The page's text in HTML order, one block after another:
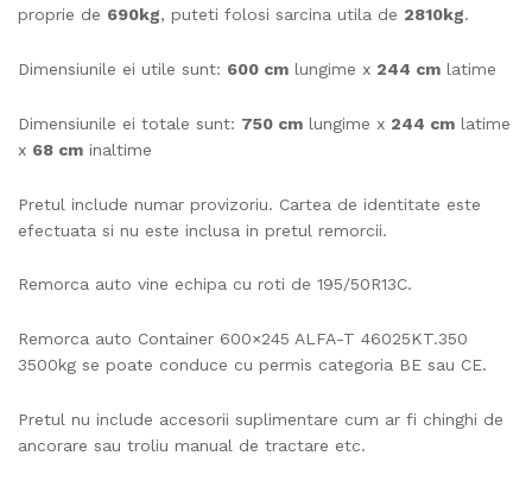
proprie de 690kg, puteti folosi sarcina utila de 2810kg.
Dimensiunile ei utile sunt: 600 cm lungime x 244 cm latime
Dimensiunile ei totale sunt: 750 cm lungime x 244 cm latime
x 68 cm inaltime
Pretul include numar provizoriu. Cartea de identitate este
efectuata si nu este inclusa in pretul remorcii.
Remorca auto vine echipa cu roti de 195/50R13C.
Remorca auto Container 600×245 ALFA-T 46025KT.350
3500kg se poate conduce cu permis categoria BE sau CE.
Pretul nu include accesorii suplimentare cum ar fi chinghi de
ancorare sau troliu manual de tractare etc.